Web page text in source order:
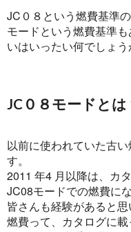
JC０８という燃費基準
モードという燃費基準
いはいったい何でしょう
JC０８モードとは
以前に使われていた古
す。
2011 年4 月以降は、カ
JC08モードでの燃費に
皆さんも経験があると
燃費って、カタログに